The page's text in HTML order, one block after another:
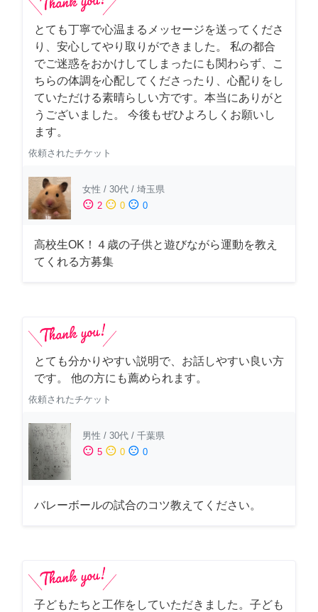
とても丁寧で心温まるメッセージを送ってくださ
り、安心してやり取りができました。 私の都合
でご迷惑をおかけしてしまったにも関わらず、こ
ちらの体調を心配してくださったり、心配りをし
ていただける素晴らしい方です。本当にありがと
うございました。 今後もぜひよろしくお願いし
ます。
依頼されたチケット
女性 / 30代 / 埼玉県
sentiment_satisfied 2 sentiment_neutral 0 sentiment_dissatisfied 0
高校生OK！４歳の子供と遊びながら運動を教え
てくれる方募集
とても分かりやすい説明で、お話しやすい良い方
です。 他の方にも薦められます。
依頼されたチケット
男性 / 30代 / 千葉県
sentiment_satisfied 5 sentiment_neutral 0 sentiment_dissatisfied 0
バレーボールの試合のコツ教えてください。
子どもたちと工作をしていただきました。子ども